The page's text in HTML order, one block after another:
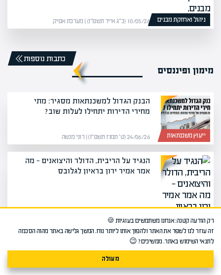
ניהול ואחזקת מבנים 10/05/26 (כ״ג אייר תשפ״ו) | מערכת אפיק
מימון ופיננסים
כתבות נוספות
ייעוץ משכנתאות
הבנק הגדול למשכנתאות מסגיר: מתי
מחירי הדירות יתחילו לעלות שוב?
24/06/26 (ט׳ תמוז תשפ״ו) | רוני מנשה
מימון ופיננסים
הנגיד על הריבית, הדולר והיצואנים — מה
אמר אמיר ירון בראיון לגלובס
26/05/26 (י׳ סיון תשפ״ו) | מערכת אפיק
לראשונה מאז ינואר
רק הודעה קטנה: אנחנו משתמשים בעוגיות 🍪
זה עוזר לנו לשפר את האתר ולהפוך אותו ליותר נוח. המשך גלישה באתר מהוה הסכמה
לתנאי השימוש באתר. ממשיכים? 😉
מעולה